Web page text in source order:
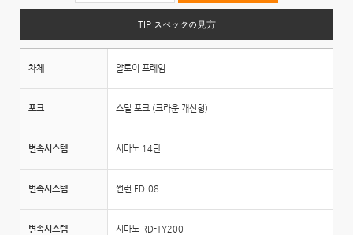
TIP スペックの見方
차체 알로이 프레임
포크 스틸 포크 (크라운 개선형)
변속시스템 시마노 14단
변속시스템 썬런 FD-08
변속시스템 시마노 RD-TY200